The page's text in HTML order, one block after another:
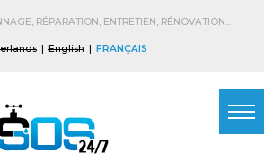
RÉPARATION, ENTRETIEN, RÉNOVATION...
English FRANÇAIS